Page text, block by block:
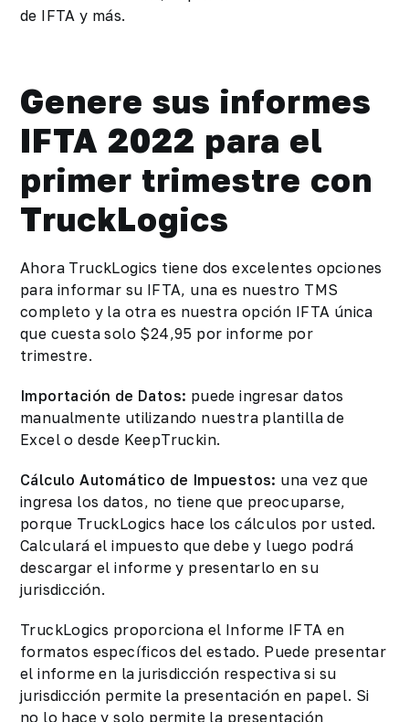
de IFTA y más.
Genere sus informes
IFTA 2022 para el
primer trimestre con
TruckLogics
Ahora TruckLogics tiene dos excelentes opciones
para informar su IFTA, una es nuestro TMS
completo y la otra es nuestra opción IFTA única
que cuesta solo $24,95 por informe por
trimestre.
Importación de Datos: puede ingresar datos
manualmente utilizando nuestra plantilla de
Excel o desde KeepTruckin.
Cálculo Automático de Impuestos: una vez que
ingresa los datos, no tiene que preocuparse,
porque TruckLogics hace los cálculos por usted.
Calculará el impuesto que debe y luego podrá
descargar el informe y presentarlo en su
jurisdicción.
TruckLogics proporciona el Informe IFTA en
formatos específicos del estado. Puede presentar
el informe en la jurisdicción respectiva si su
jurisdicción permite la presentación en papel. Si
no lo hace y solo permite la presentación